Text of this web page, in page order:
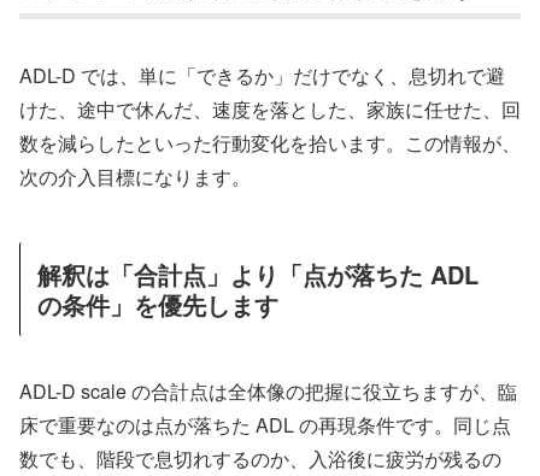
ADL-D では、単に「できるか」だけでなく、息切れで避
けた、途中で休んだ、速度を落とした、家族に任せた、回
数を減らしたといった行動変化を拾います。この情報が、
次の介入目標になります。
解釈は「合計点」より「点が落ちた ADL
の条件」を優先します
ADL-D scale の合計点は全体像の把握に役立ちますが、臨
床で重要なのは点が落ちた ADL の再現条件です。同じ点
数でも、階段で息切れするのか、入浴後に疲労が残るの